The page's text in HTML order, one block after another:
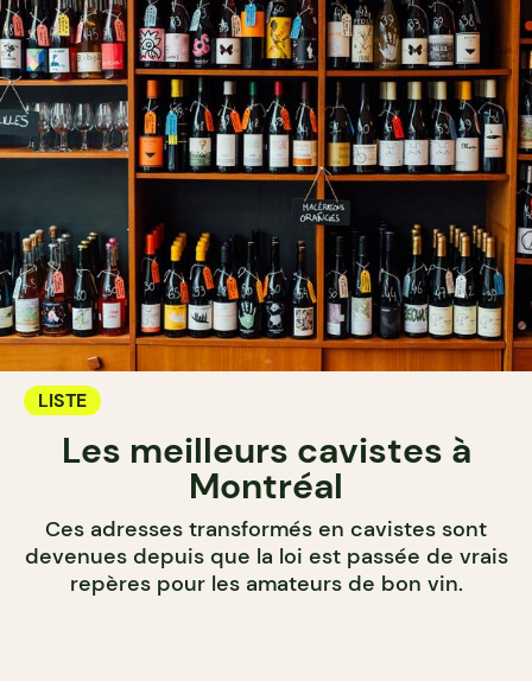
LISTE
Les meilleurs cavistes à
Montréal
Ces adresses transformés en cavistes sont
devenues depuis que la loi est passée de vrais
repères pour les amateurs de bon vin.